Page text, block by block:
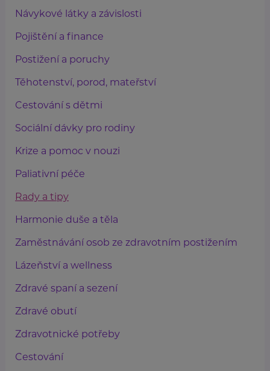
Návykové látky a závislosti
Pojištění a finance
Postižení a poruchy
Těhotenství, porod, mateřství
Cestování s dětmi
Sociální dávky pro rodiny
Krize a pomoc v nouzi
Paliativní péče
Rady a tipy
Harmonie duše a těla
Zaměstnávání osob ze zdravotním postižením
Lázeňství a wellness
Zdravé spaní a sezení
Zdravé obutí
Zdravotnické potřeby
Cestování